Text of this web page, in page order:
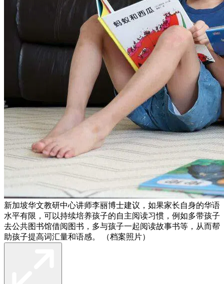
新加坡华文教研中心讲师李丽博士建议，如果家长自身的华语
水平有限，可以持续培养孩子的自主阅读习惯，例如多带孩子
去公共图书馆借阅图书，多与孩子一起阅读故事书等，从而帮
助孩子提高词汇量和语感。 （档案照片）